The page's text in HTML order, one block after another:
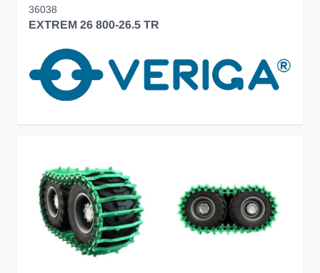
36038
EXTREM 26 800-26.5 TR